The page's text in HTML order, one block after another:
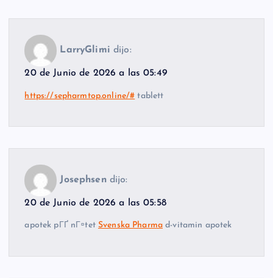
LarryGlimi dijo:
20 de Junio de 2026 a las 05:49
https://sepharmtop.online/# tablett
Josephsen dijo:
20 de Junio de 2026 a las 05:58
apotek pГҐ nГ¤tetSvenska Pharma d-vitamin apotek